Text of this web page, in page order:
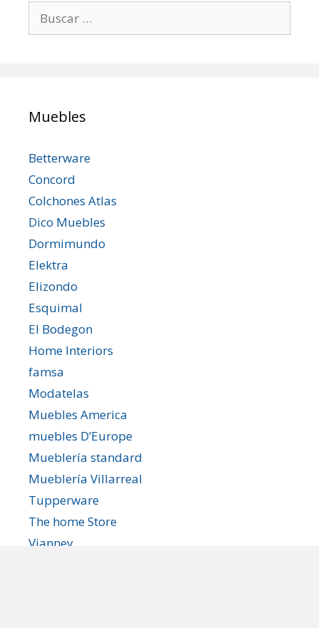
Muebles
Betterware
Concord
Colchones Atlas
Dico Muebles
Dormimundo
Elektra
Elizondo
Esquimal
El Bodegon
Home Interiors
famsa
Modatelas
Muebles America
muebles D’Europe
Mueblería standard
Mueblería Villarreal
Tupperware
The home Store
Vianney